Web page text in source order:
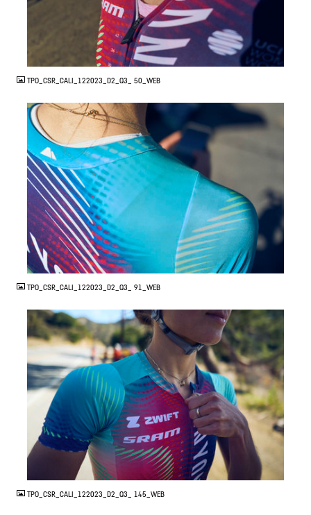
JPG
TPO_CSR_CALI_122023_D2_Q3_ 50_WEB
TPO_CSR_CALI_122023_D2_Q3_ 91_WEB
TPO_CSR_CALI_122023_D2_Q3_ 145_WEB